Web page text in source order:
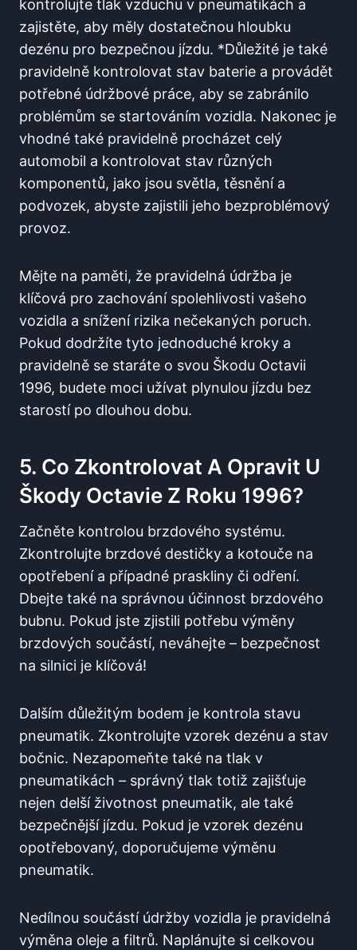
kontrolujte tlak vzduchu v pneumatikách a
zajistěte, aby měly dostatečnou hloubku
dezénu pro bezpečnou jízdu. *Důležité je také
pravidelně kontrolovat stav baterie a provádět
potřebné údržbové práce, aby se zabránilo
problémům se startováním vozidla. Nakonec je
vhodné také pravidelně procházet celý
automobil a kontrolovat stav různých
komponentů, jako jsou světla, těsnění a
podvozek, abyste zajistili jeho bezproblémový
provoz.
Mějte na paměti, že pravidelná údržba je
klíčová pro zachování spolehlivosti vašeho
vozidla a snížení rizika nečekaných poruch.
Pokud dodržíte tyto jednoduché kroky a
pravidelně se staráte o svou Škodu Octavii
1996, budete moci užívat plynulou jízdu bez
starostí po dlouhou dobu.
5. Co Zkontrolovat A Opravit U
Škody Octavie Z Roku 1996?
Začněte kontrolou brzdového systému.
Zkontrolujte brzdové destičky a kotouče na
opotřebení a případné praskliny či odření.
Dbejte také na správnou účinnost brzdového
bubnu. Pokud jste zjistili potřebu výměny
brzdových součástí, neváhejte – bezpečnost
na silnici je klíčová!
Dalším důležitým bodem je kontrola stavu
pneumatik. Zkontrolujte vzorek dezénu a stav
bočnic. Nezapomeňte také na tlak v
pneumatikách – správný tlak totiž zajišťuje
nejen delší životnost pneumatik, ale také
bezpečnější jízdu. Pokud je vzorek dezénu
opotřebovaný, doporučujeme výměnu
pneumatik.
Nedílnou součástí údržby vozidla je pravidelná
výměna oleje a filtrů. Naplánujte si celkovou